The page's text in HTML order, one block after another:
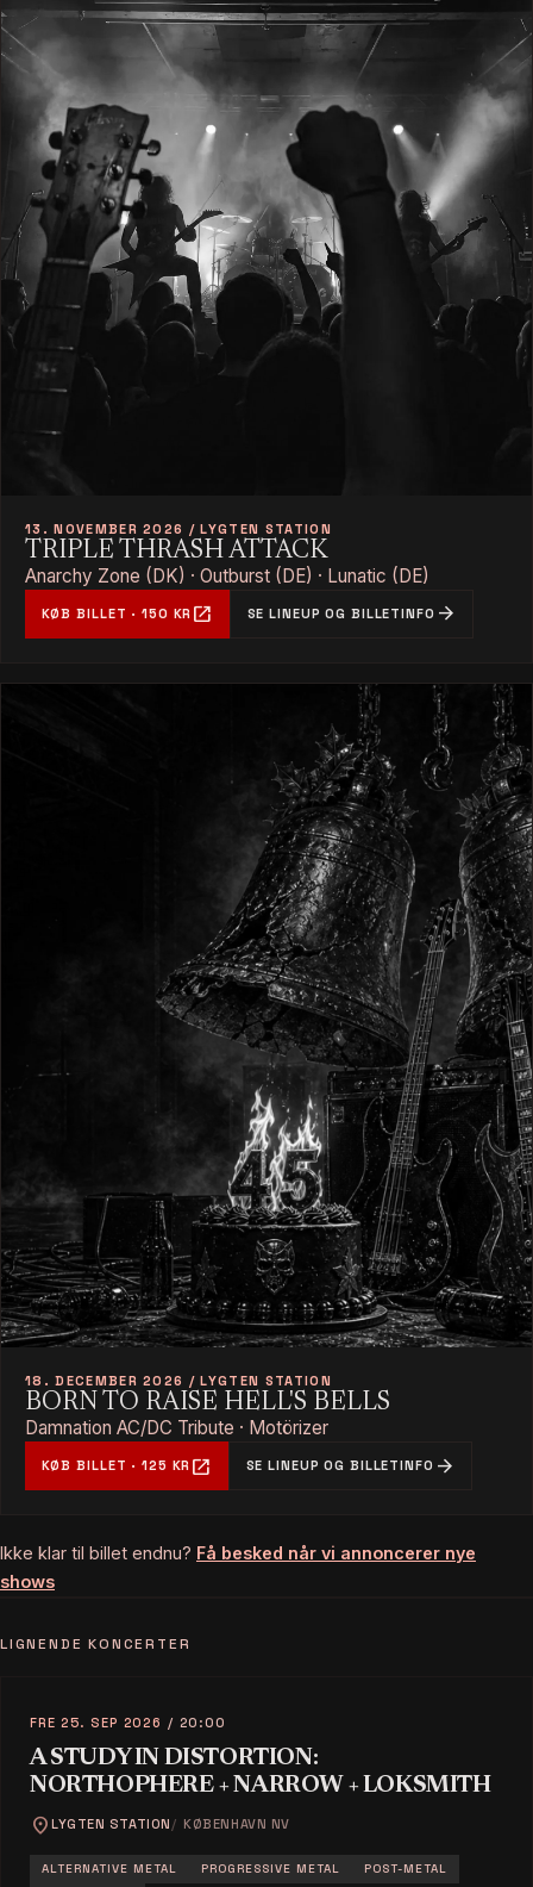
13. NOVEMBER 2026 / LYGTEN STATION
TRIPLE THRASH ATTACK
Anarchy Zone (DK) · Outburst (DE) · Lunatic (DE)
KØB BILLET · 150 KR open_in_new SE LINEUP OG BILLETINFO arrow_forward
18. DECEMBER 2026 / LYGTEN STATION
BORN TO RAISE HELL'S BELLS
Damnation AC/DC Tribute · Motörizer
KØB BILLET · 125 KR open_in_new SE LINEUP OG BILLETINFO arrow_forward
Ikke klar til billet endnu? Få besked når vi annoncerer nye
shows
LIGNENDE KONCERTER
FRE 25. SEP 2026 / 20:00
A STUDY IN DISTORTION:
NORTHOPHERE + NARROW + LOKSMITH
location_on LYGTEN STATION KØBENHAVN NV
ALTERNATIVE METAL PROGRESSIVE METAL
POST-METAL